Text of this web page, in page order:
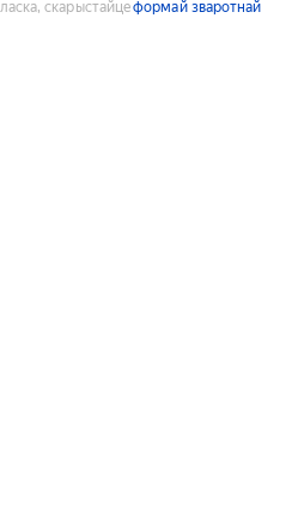
скарыстайцеформай зваротнай